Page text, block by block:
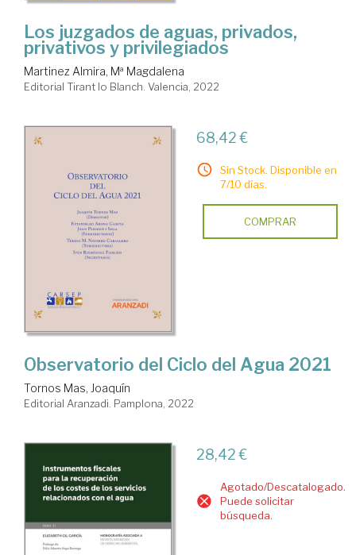
Los juzgados de aguas, privados,
privativos y privilegiados
Martinez Almira, Mª Magdalena
Editorial Tirant lo Blanch. Valencia, 2022
68,42 €
Sin Stock. Disponible en
7/10 días.
COMPRAR
Observatorio del Ciclo del Agua 2021
Tornos Mas, Joaquín
Editorial Aranzadi. Pamplona, 2022
28,42 €
Agotado/Descatalogado.
Puede solicitar
búsqueda.